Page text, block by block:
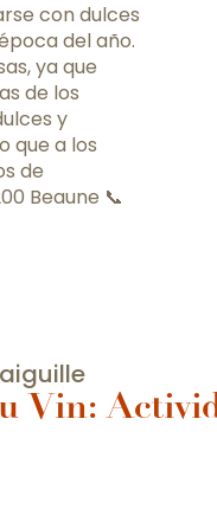
con dulces
del año.
ya que
de los
y
que a los
de
Beaune 📞
Vin: